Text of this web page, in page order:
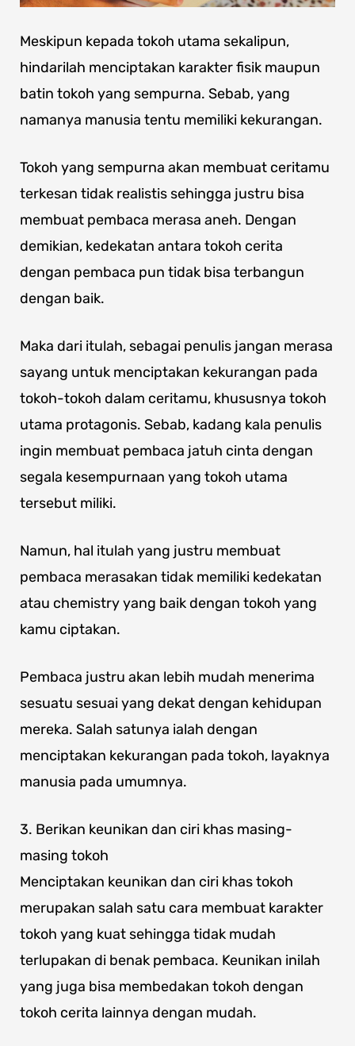
Meskipun kepada tokoh utama sekalipun,
hindarilah menciptakan karakter fisik maupun
batin tokoh yang sempurna. Sebab, yang
namanya manusia tentu memiliki kekurangan.
Tokoh yang sempurna akan membuat ceritamu
terkesan tidak realistis sehingga justru bisa
membuat pembaca merasa aneh. Dengan
demikian, kedekatan antara tokoh cerita
dengan pembaca pun tidak bisa terbangun
dengan baik.
Maka dari itulah, sebagai penulis jangan merasa
sayang untuk menciptakan kekurangan pada
tokoh-tokoh dalam ceritamu, khususnya tokoh
utama protagonis. Sebab, kadang kala penulis
ingin membuat pembaca jatuh cinta dengan
segala kesempurnaan yang tokoh utama
tersebut miliki.
Namun, hal itulah yang justru membuat
pembaca merasakan tidak memiliki kedekatan
atau chemistry yang baik dengan tokoh yang
kamu ciptakan.
Pembaca justru akan lebih mudah menerima
sesuatu sesuai yang dekat dengan kehidupan
mereka. Salah satunya ialah dengan
menciptakan kekurangan pada tokoh, layaknya
manusia pada umumnya.
3. Berikan keunikan dan ciri khas masing-
masing tokoh
Menciptakan keunikan dan ciri khas tokoh
merupakan salah satu cara membuat karakter
tokoh yang kuat sehingga tidak mudah
terlupakan di benak pembaca. Keunikan inilah
yang juga bisa membedakan tokoh dengan
tokoh cerita lainnya dengan mudah.